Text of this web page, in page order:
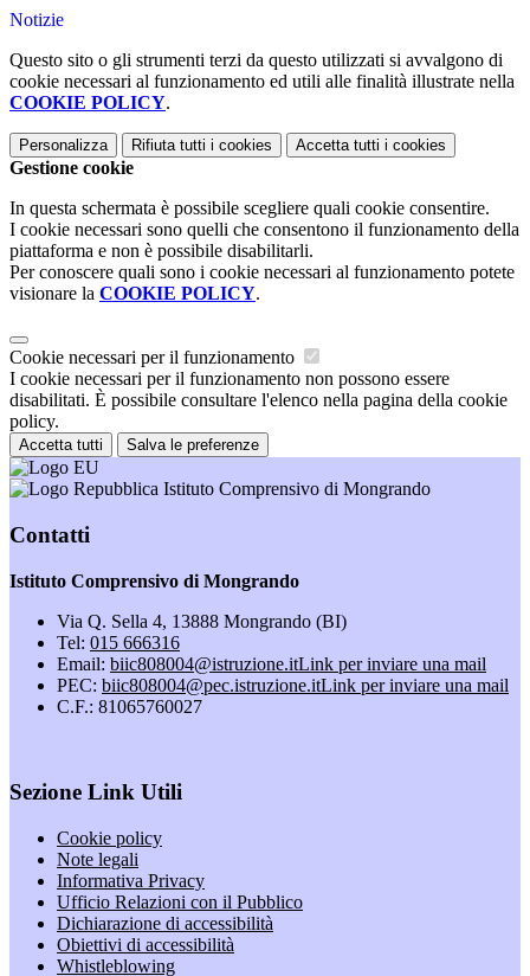
Notizie
Questo sito o gli strumenti terzi da questo utilizzati si avvalgono di
cookie necessari al funzionamento ed utili alle finalità illustrate nella
COOKIE POLICY.
Personalizza Rifiuta tutti i cookies Accetta tutti i cookies
Gestione cookie
In questa schermata è possibile scegliere quali cookie consentire.
I cookie necessari sono quelli che consentono il funzionamento della
piattaforma e non è possibile disabilitarli.
Per conoscere quali sono i cookie necessari al funzionamento potete
visionare la COOKIE POLICY.
Cookie necessari per il funzionamento
I cookie necessari per il funzionamento non possono essere
disabilitati. È possibile consultare l'elenco nella pagina della cookie
policy.
Accetta tutti Salva le preferenze
Istituto Comprensivo di Mongrando
Contatti
Istituto Comprensivo di Mongrando
Via Q. Sella 4, 13888 Mongrando (BI)
Tel: 015 666316
Email: biic808004@istruzione.itLink per inviare una mail
PEC: biic808004@pec.istruzione.itLink per inviare una mail
C.F.: 81065760027
Sezione Link Utili
Cookie policy
Note legali
Informativa Privacy
Ufficio Relazioni con il Pubblico
Dichiarazione di accessibilità
Obiettivi di accessibilità
Whistleblowing